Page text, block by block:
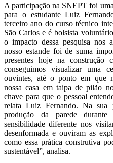
A participação na SNEPT foi
para o estudante Luiz
terceiro ano do curso técnico
São Carlos e é bolsista
o impacto dessa pesquisa nos
nosso estande foi de suma
presentes hoje na
conseguimos visualizar uma
ouvintes, até o ponto em que
nossa casa em taipa de pilão
chave para que o pessoal
relata Luiz Fernando. Na sua
produção da parede
sensibilidade diferente nos
desenformada e ouviram as
como essa prática construtiva
sustentável”, analisa.